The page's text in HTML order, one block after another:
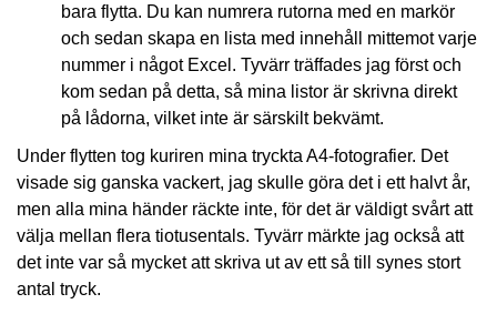
bara flytta. Du kan numrera rutorna med en markör
och sedan skapa en lista med innehåll mittemot varje
nummer i något Excel. Tyvärr träffades jag först och
kom sedan på detta, så mina listor är skrivna direkt
på lådorna, vilket inte är särskilt bekvämt.
Under flytten tog kuriren mina tryckta A4-fotografier. Det
visade sig ganska vackert, jag skulle göra det i ett halvt år,
men alla mina händer räckte inte, för det är väldigt svårt att
välja mellan flera tiotusentals. Tyvärr märkte jag också att
det inte var så mycket att skriva ut av ett så till synes stort
antal tryck.